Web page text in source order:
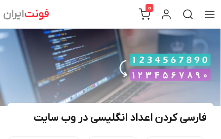
0
فارسی کردن اعداد انگلیسی در وب‌ سایت